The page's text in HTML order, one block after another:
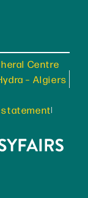
Centre
– Algiers